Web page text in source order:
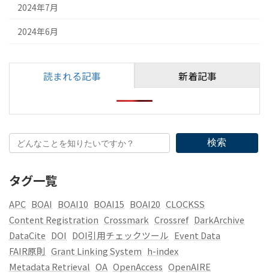
2024年7月
2024年6月
読まれる記事 新着記事
検索
タグ一覧
APC BOAI BOAI10 BOAI15 BOAI20 CLOCKSS
Content Registration Crossmark Crossref DarkArchive
DataCite DOI DOI引用チェックツール Event Data
FAIR原則 Grant Linking System h-index
Metadata Retrieval OA OpenAccess OpenAIRE